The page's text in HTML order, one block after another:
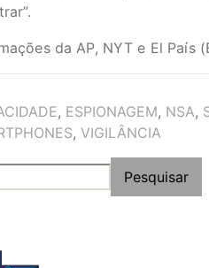
da AP, NYT e El País
, ESPIONAGEM, NSA,
, VIGILÂNCIA